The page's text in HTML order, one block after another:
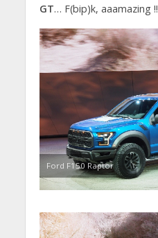
GT… F(bip)k, aaamazing !!
Ford F150 Raptor